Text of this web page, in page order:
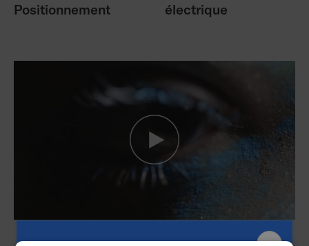
Positionnement
électrique
Nous sommes Permobil